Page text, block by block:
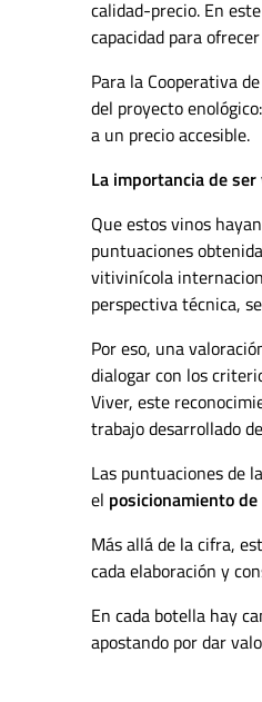
calidad-precio. En
capacidad para
Para la Cooperativa
del proyecto
a un precio accesible.
La importancia de
Que estos vinos
puntuaciones
vitivinícola
perspectiva técnica,
Por eso, una
dialogar con los
Viver, este
trabajo desarrollado
Las puntuaciones de
el posicionamiento
Más allá de la cifra,
cada elaboración y
En cada botella hay
apostando por dar